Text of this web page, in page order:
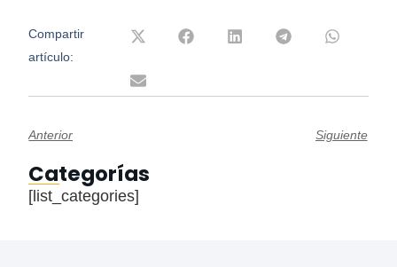
Compartir
artículo:
Anterior Siguiente
Categorías
[list_categories]